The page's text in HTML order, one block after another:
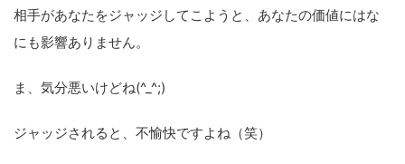
相手があなたをジャッジしてこようと、あなたの価値にはな
にも影響ありません。
ま、気分悪いけどね(^_^;)
ジャッジされると、不愉快ですよね（笑）